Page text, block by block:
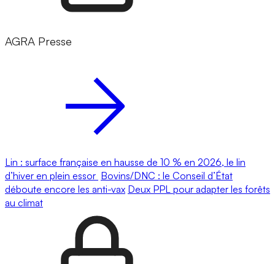
AGRA Presse
Lin : surface française en hausse de 10 % en 2026, le lin
d’hiver en plein essor Bovins/DNC : le Conseil d’État
déboute encore les anti-vax Deux PPL pour adapter les forêts
au climat